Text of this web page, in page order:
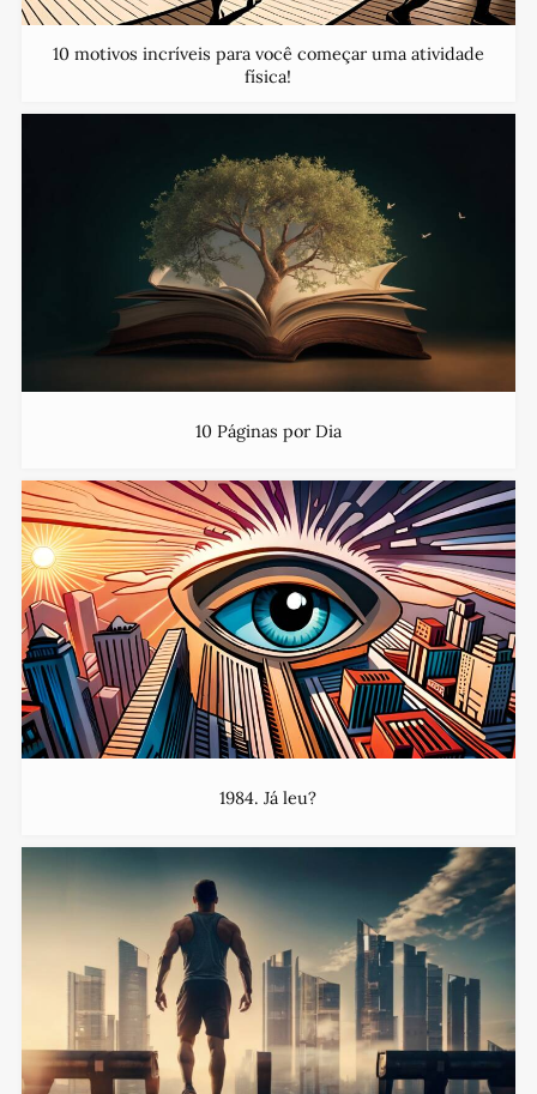
10 motivos incríveis para você começar uma atividade
física!
10 Páginas por Dia
1984. Já leu?